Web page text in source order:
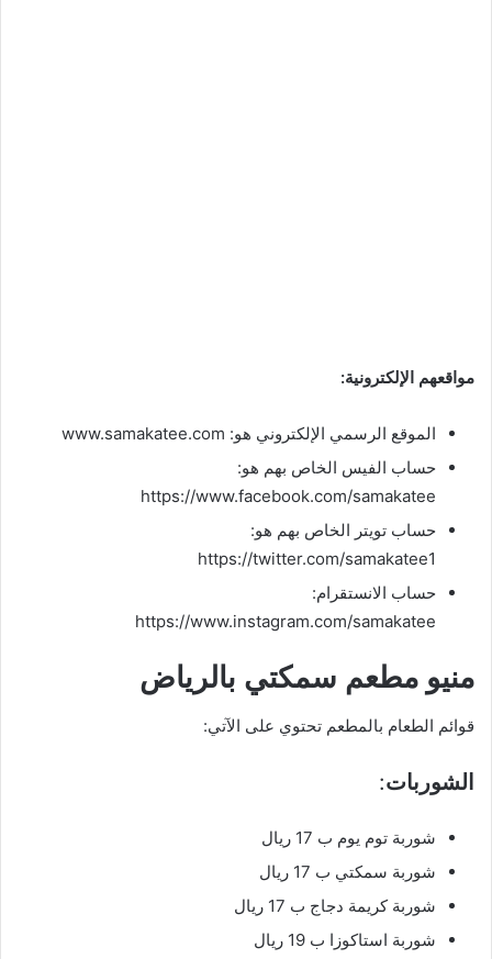
مواقعهم الإلكترونية:
الموقع الرسمي الإلكتروني هو: www.samakatee.com
حساب الفيس الخاص بهم هو:
https://www.facebook.com/samakatee
حساب تويتر الخاص بهم هو:
https://twitter.com/samakatee1
حساب الانستقرام:
https://www.instagram.com/samakatee
منيو مطعم سمكتي بالرياض
قوائم الطعام بالمطعم تحتوي على الآتي:
الشوربات:
شوربة توم يوم ب 17 ريال
شوربة سمكتي ب 17 ريال
شوربة كريمة دجاج ب 17 ريال
شوربة استاكوزا ب 19 ريال